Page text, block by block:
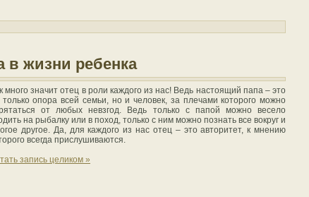
в жизни ребенка
много значит отец в роли каждого из нас! Ведь настоящий папа – это
только опора всей семьи, но и человек, за плечами которого можно
от любых невзгод. Ведь только с папой можно весело
на рыбалку или в поход, только с ним можно познать все вокруг и
другое. Да, для каждого из нас отец – это авторитет, к мнению
всегда прислушиваются.
запись целиком »